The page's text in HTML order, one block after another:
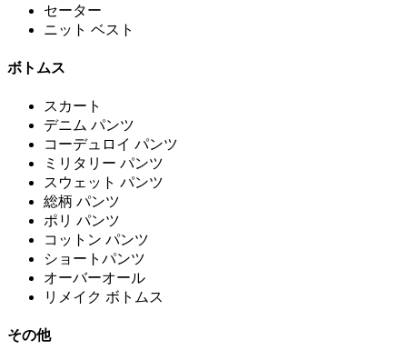
セーター
ニット ベスト
ボトムス
スカート
デニム パンツ
コーデュロイ パンツ
ミリタリー パンツ
スウェット パンツ
総柄 パンツ
ポリ パンツ
コットン パンツ
ショートパンツ
オーバーオール
リメイク ボトムス
その他